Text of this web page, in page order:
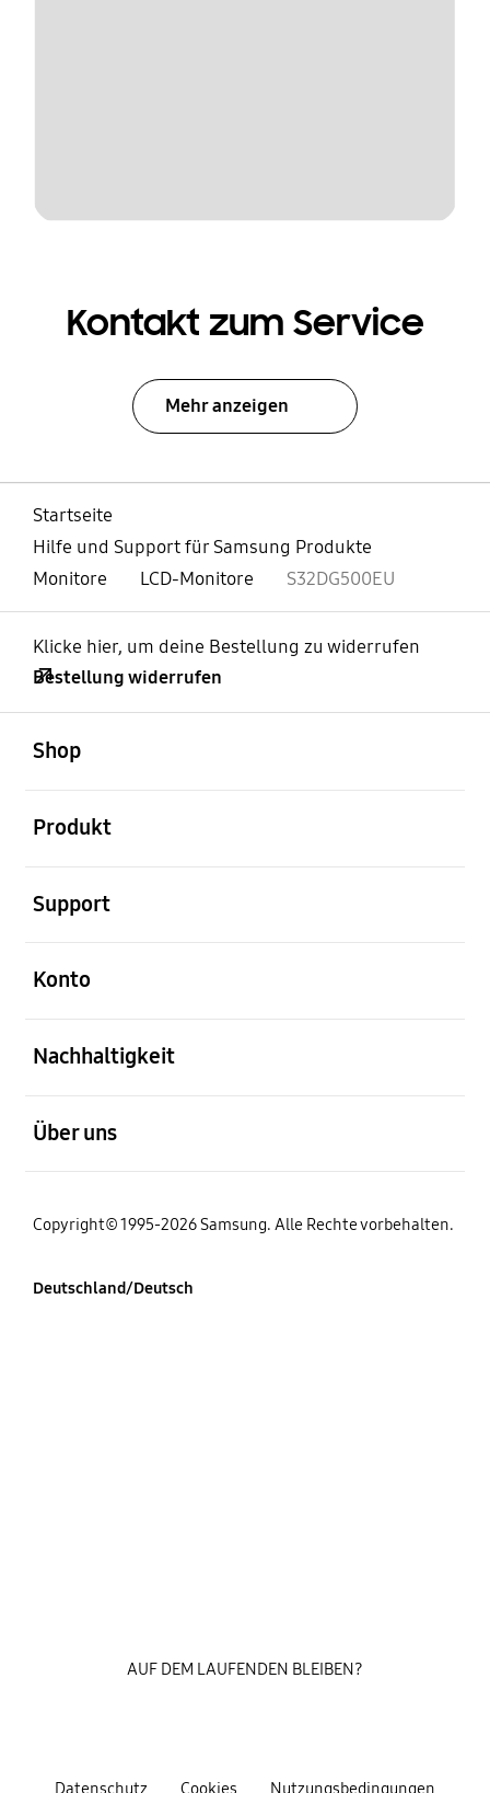
Kontakt zum Service
Mehr anzeigen
Startseite
Hilfe und Support für Samsung Produkte
Monitore
LCD-Monitore S32DG500EU
Klicke hier, um deine Bestellung zu widerrufen
Bestellung widerrufen
Shop
Produkt
Support
Konto
Nachhaltigkeit
Über uns
Copyright© 1995-2026 Samsung. Alle Rechte vorbehalten.
Deutschland/Deutsch
Datenschutz Cookies Nutzungsbedingungen
AUF DEM LAUFENDEN BLEIBEN?